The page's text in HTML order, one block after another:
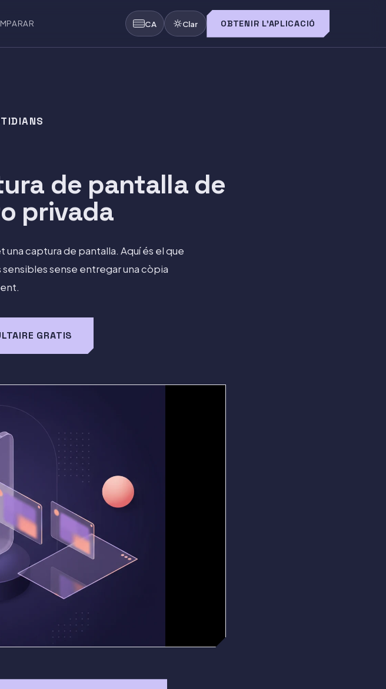
CA Clar OBTENIR L'APLICACIÓ
de pantalla de
privada
captura de pantalla. Aquí és el que
sense entregar una còpia
GRATIS